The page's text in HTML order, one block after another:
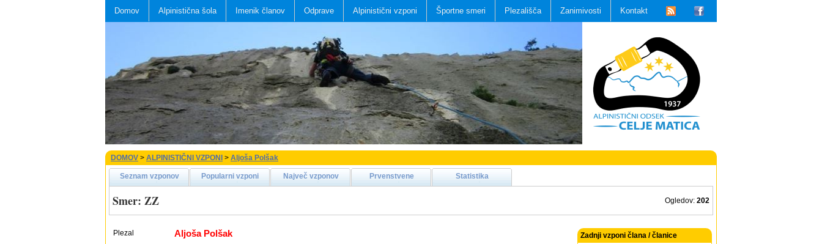
Domov Alpinistična šola Imenik članov Odprave Alpinistični vzponi Športne smeri Plezališča Zanimivosti Kontakt
DOMOV > ALPINISTIČNI VZPONI > Aljoša Polšak
Seznam vzponov Popularni vzponi Največ vzponov Prvenstvene Statistika
Smer: ZZ Ogledov: 202
Plezal Aljoša Polšak Zadnji vzponi člana / članice